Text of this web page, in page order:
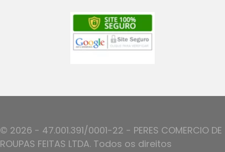
© 2026 - 47.001.391/0001-22 - PERES COMERCIO DE
ROUPAS FEITAS LTDA. Todos os direitos